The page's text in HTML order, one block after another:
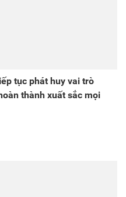
tục phát huy vai trò
thành xuất sắc mọi